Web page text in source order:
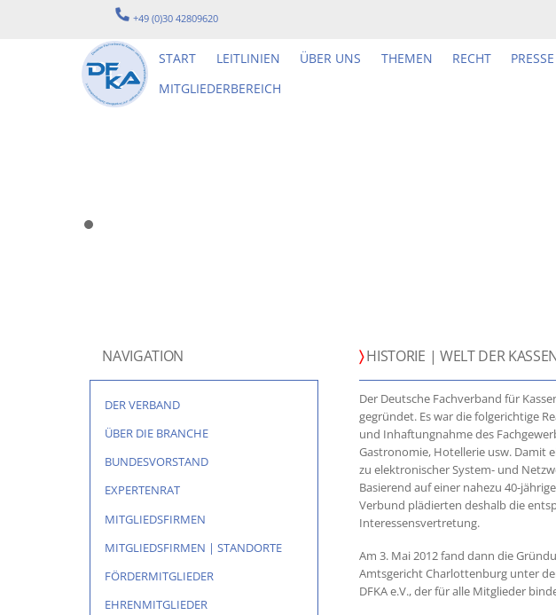
+49 (0)30 42809620
START LEITLINIEN ÜBER UNS THEMEN RECHT PRESSE
MITGLIEDERBEREICH
NAVIGATION
DER VERBAND
ÜBER DIE BRANCHE
BUNDESVORSTAND
EXPERTENRAT
MITGLIEDSFIRMEN
MITGLIEDSFIRMEN | STANDORTE
FÖRDERMITGLIEDER
EHRENMITGLIEDER
〉HISTORIE | WELT DER
Der Deutsche Fachverband für
gegründet. Es war die folgerichtige
und Inhaftungnahme des
Gastronomie, Hotellerie usw. Damit
zu elektronischer System- und
Basierend auf einer nahezu 40-
Verbund plädierten deshalb die
Interessensvertretung.
Am 3. Mai 2012 fand dann die
Amtsgericht Charlottenburg unter
DFKA e.V., der für alle Mitglieder